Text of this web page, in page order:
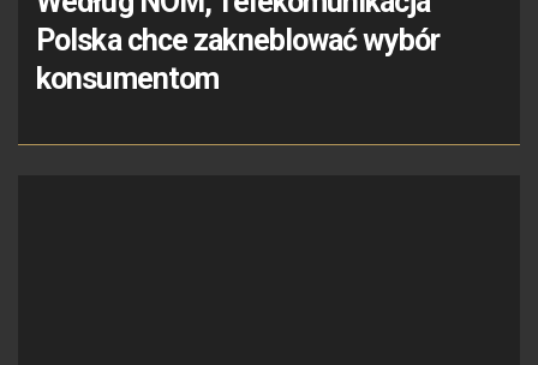
Polska chce zakneblować wybór
konsumentom